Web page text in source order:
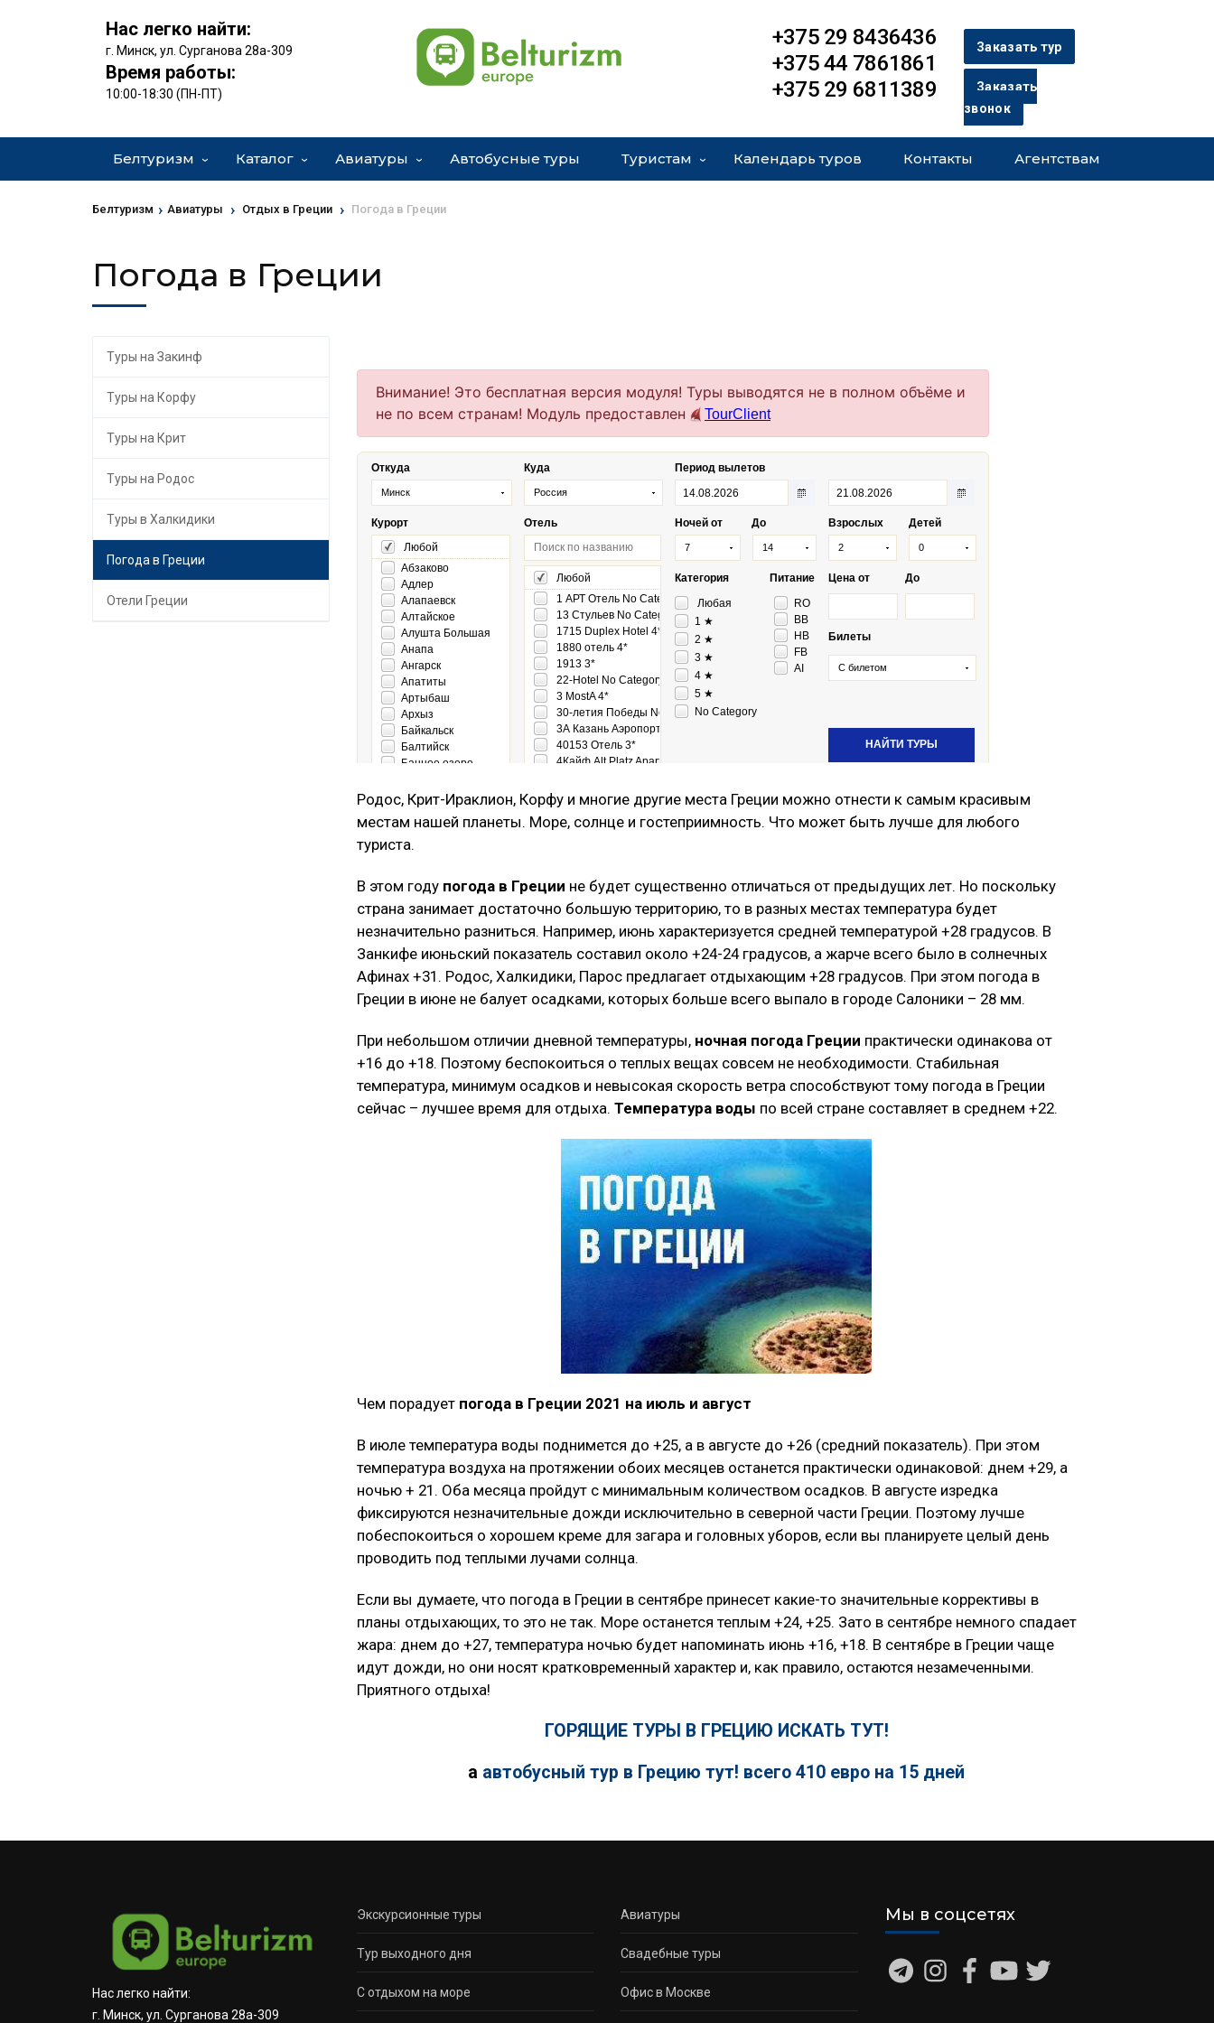
Нас легко найти:
г. Минск, ул. Сурганова 28а-309
Время работы:
10:00-18:30 (ПН-ПТ)
+375 29 8436436
+375 44 7861861
+375 29 6811389
Заказать тур
Заказать
звонок
Белтуризм Каталог Авиатуры Автобусные туры Туристам Календарь туров Контакты Агентствам
Белтуризм › Авиатуры › Отдых в Греции › Погода в Греции
Погода в Греции
Туры на Закинф
Туры на Корфу
Туры на Крит
Туры на Родос
Туры в Халкидики
Погода в Греции
Отели Греции
Родос, Крит-Ираклион, Корфу и многие другие места Греции можно отнести к самым красивым
местам нашей планеты. Море, солнце и гостеприимность. Что может быть лучше для любого
туриста.
В этом году погода в Греции не будет существенно отличаться от предыдущих лет. Но поскольку
страна занимает достаточно большую территорию, то в разных местах температура будет
незначительно разниться. Например, июнь характеризуется средней температурой +28 градусов. В
Занкифе июньский показатель составил около +24-24 градусов, а жарче всего было в солнечных
Афинах +31. Родос, Халкидики, Парос предлагает отдыхающим +28 градусов. При этом погода в
Греции в июне не балует осадками, которых больше всего выпало в городе Салоники – 28 мм.
При небольшом отличии дневной температуры, ночная погода Греции практически одинакова от
+16 до +18. Поэтому беспокоиться о теплых вещах совсем не необходимости. Стабильная
температура, минимум осадков и невысокая скорость ветра способствуют тому погода в Греции
сейчас – лучшее время для отдыха. Температура воды по всей стране составляет в среднем +22.
Чем порадует погода в Греции 2021 на июль и август
В июле температура воды поднимется до +25, а в августе до +26 (средний показатель). При этом
температура воздуха на протяжении обоих месяцев останется практически одинаковой: днем +29, а
ночью + 21. Оба месяца пройдут с минимальным количеством осадков. В августе изредка
фиксируются незначительные дожди исключительно в северной части Греции. Поэтому лучше
побеспокоиться о хорошем креме для загара и головных уборов, если вы планируете целый день
проводить под теплыми лучами солнца.
Если вы думаете, что погода в Греции в сентябре принесет какие-то значительные коррективы в
планы отдыхающих, то это не так. Море останется теплым +24, +25. Зато в сентябре немного спадает
жара: днем до +27, температура ночью будет напоминать июнь +16, +18. В сентябре в Греции чаще
идут дожди, но они носят кратковременный характер и, как правило, остаются незамеченными.
Приятного отдыха!
ГОРЯЩИЕ ТУРЫ В ГРЕЦИЮ ИСКАТЬ ТУТ!
а автобусный тур в Грецию тут! всего 410 евро на 15 дней
Нас легко найти:
г. Минск, ул. Сурганова 28а-309
Экскурсионные туры
Тур выходного дня
С отдыхом на море
Авиатуры
Свадебные туры
Офис в Москве
Мы в соцсетях